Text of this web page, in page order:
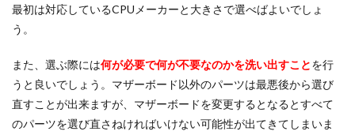
最初は対応しているCPUメーカーと大きさで選べばよいでしょ
う。
また、選ぶ際には何が必要で何が不要なのかを洗い出すことを行
うと良いでしょう。マザーボード以外のパーツは最悪後から選び
直すことが出来ますが、マザーボードを変更するとなるとすべて
のパーツを選び直さねければいけない可能性が出てきてしまいま